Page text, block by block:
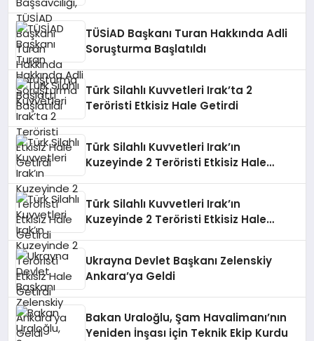
TÜSİAD Başkanı Turan Hakkında Adli
Soruşturma Başlatıldı
Türk Silahlı Kuvvetleri Irak’ta 2
Teröristi Etkisiz Hale Getirdi
Türk Silahlı Kuvvetleri Irak’ın
Kuzeyinde 2 Teröristi Etkisiz Hale
Türk Silahlı Kuvvetleri Irak’ın
Kuzeyinde 2 Teröristi Etkisiz Hale
Ukrayna Devlet Başkanı Zelenskiy
Ankara’ya Geldi
Bakan Uraloğlu, Şam Havalimanı’nın
Yeniden İnşası için Teknik Ekip Kurdu